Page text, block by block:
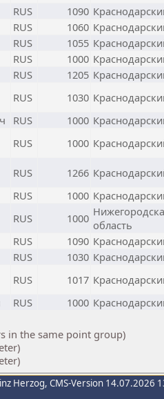
RUS 1090
RUS 1060
RUS 1055
RUS 1000
RUS 1205
RUS 1030
RUS 1000
RUS 1000
RUS 1266
RUS 1000
RUS 1000 область
RUS 1090
RUS 1030
RUS 1017
RUS 1000
in the same point group)
Herzog, CMS-Version 14.07.2026